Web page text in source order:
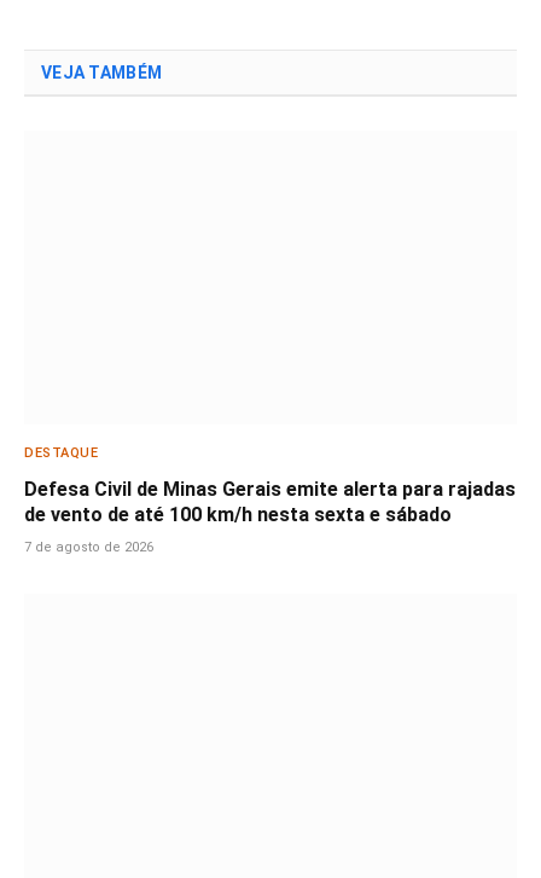
VEJA TAMBÉM
DESTAQUE
Defesa Civil de Minas Gerais emite alerta para rajadas
de vento de até 100 km/h nesta sexta e sábado
7 de agosto de 2026